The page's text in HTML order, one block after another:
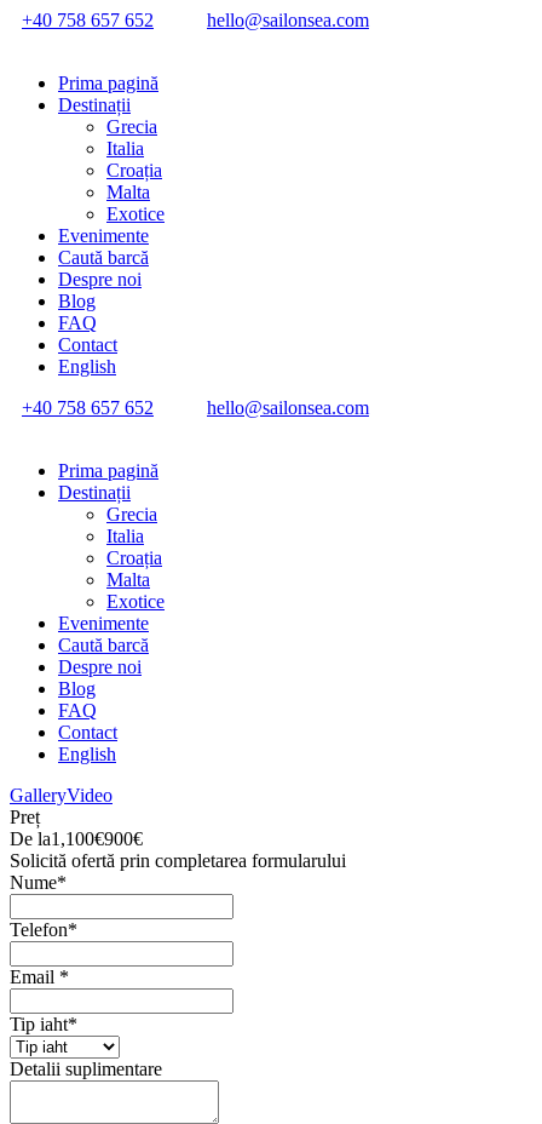
+40 758 657 652 hello@sailonsea.com
Prima pagină
Destinații
Grecia
Italia
Croația
Malta
Exotice
Evenimente
Caută barcă
Despre noi
Blog
FAQ
Contact
English
+40 758 657 652
hello@sailonsea.com
Prima pagină
Destinații
Grecia
Italia
Croația
Malta
Exotice
Evenimente
Caută barcă
Despre noi
Blog
FAQ
Contact
English
GalleryVideo
Preț
De la1,100€900€
Solicită ofertă prin completarea formularului
Nume*
Telefon*
Email *
Tip iaht*
Detalii suplimentare